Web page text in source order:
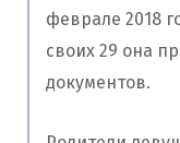
феврале 2018
своих 29 она
документов.